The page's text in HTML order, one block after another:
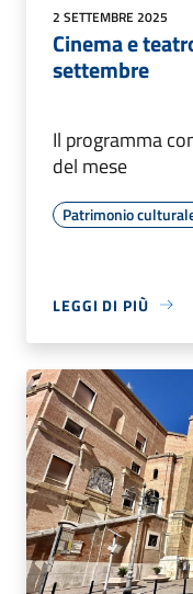
2 SETTEMBRE 2025
Cinema e
settembre
Il programma
del mese
Patrimonio
LEGGI DI PIÙ